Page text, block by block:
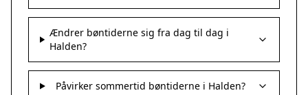
Ændrer bøntiderne sig fra dag til dag i
Halden?
Påvirker sommertid bøntiderne i Halden?